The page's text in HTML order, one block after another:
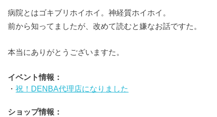
病院とはゴキブリホイホイ。神経質ホイホイ。
前から知ってましたが、改めて読むと嫌なお話ですた。
本当にありがとうございますた。
イベント情報：
・祝！DENBA代理店になりました
ショップ情報：